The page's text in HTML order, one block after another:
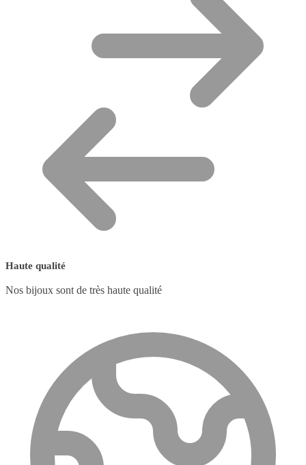
Haute qualité
Nos bijoux sont de très haute qualité